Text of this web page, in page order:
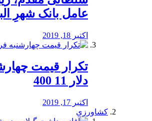
عامل بانک شهرِ
اکتبر 18, 2019
تکرار قیمت
دلار 11 400
اکتبر 17, 2019
کشاورزی